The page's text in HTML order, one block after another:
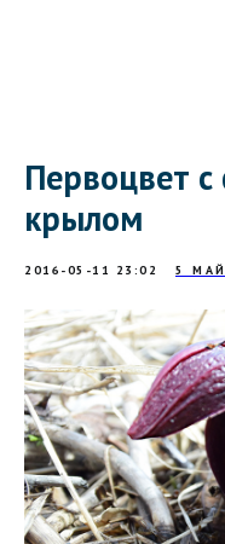
Первоцвет
крылом
2016-05-11 23:02 5 МАЙ